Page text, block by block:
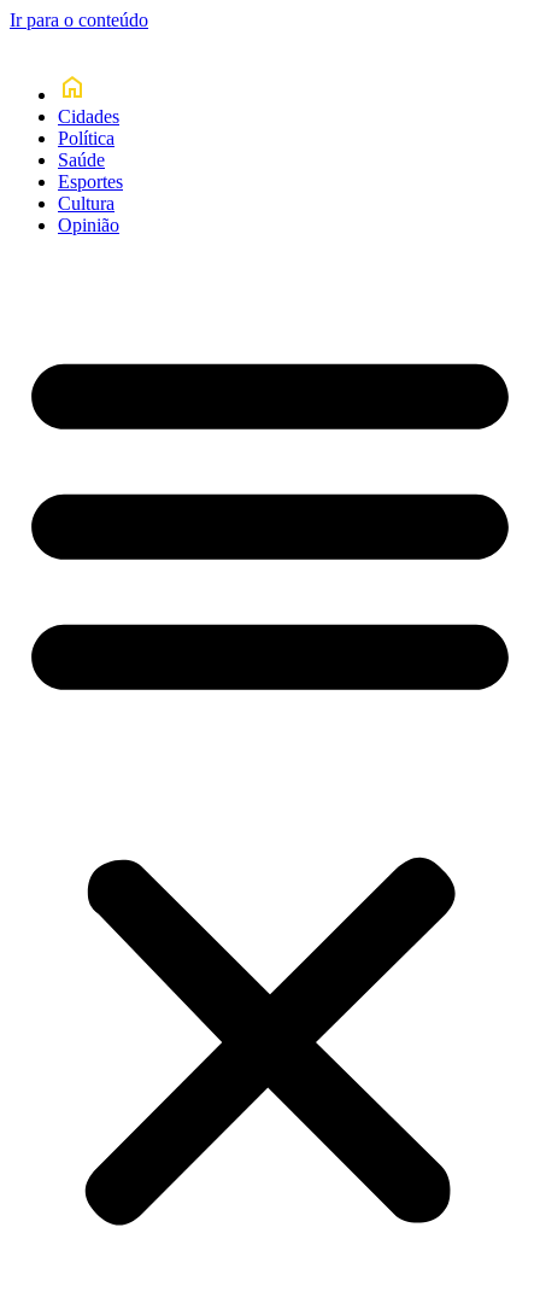
Ir para o conteúdo
Cidades
Política
Saúde
Esportes
Cultura
Opinião